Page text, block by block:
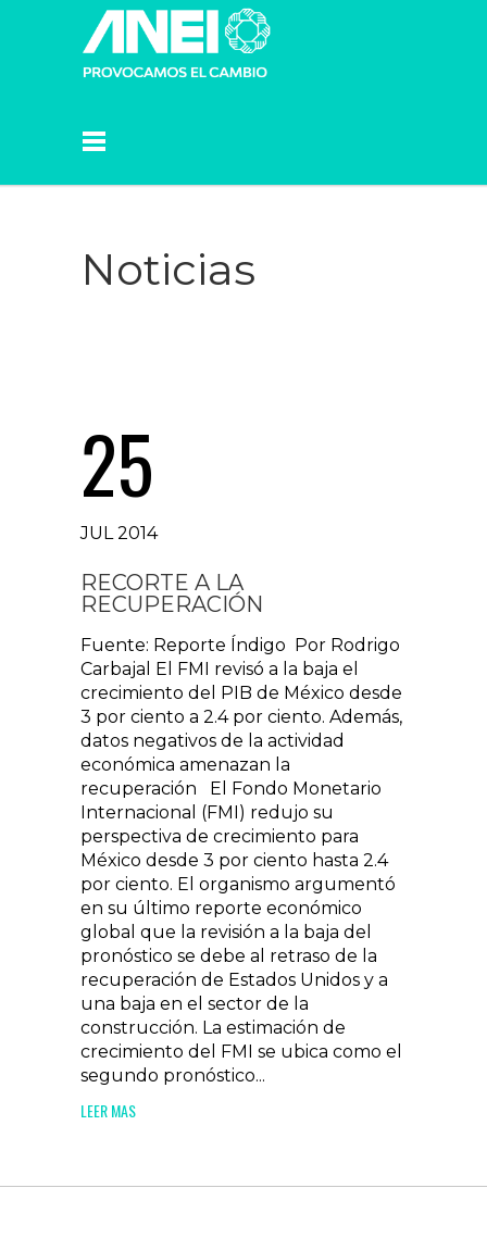
Noticias
25
JUL 2014
RECORTE A LA
RECUPERACIÓN
Fuente: Reporte Índigo Por Rodrigo
Carbajal El FMI revisó a la baja el
crecimiento del PIB de México desde
3 por ciento a 2.4 por ciento. Además,
datos negativos de la actividad
económica amenazan la
recuperación El Fondo Monetario
Internacional (FMI) redujo su
perspectiva de crecimiento para
México desde 3 por ciento hasta 2.4
por ciento. El organismo argumentó
en su último reporte económico
global que la revisión a la baja del
pronóstico se debe al retraso de la
recuperación de Estados Unidos y a
una baja en el sector de la
construcción. La estimación de
crecimiento del FMI se ubica como el
segundo pronóstico...
LEER MAS